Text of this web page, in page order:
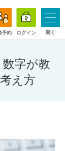
予約 ログイン 開く
字が教
え方